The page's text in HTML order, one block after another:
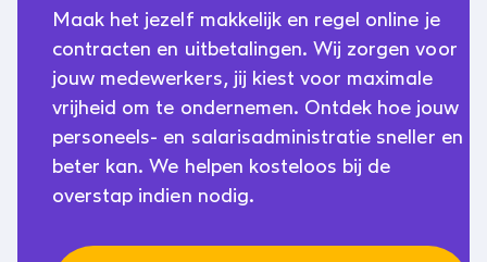
Maak het jezelf makkelijk en regel online je
contracten en uitbetalingen. Wij zorgen voor
jouw medewerkers, jij kiest voor maximale
vrijheid om te ondernemen. Ontdek hoe jouw
personeels- en salarisadministratie sneller en
beter kan. We helpen kosteloos bij de
overstap indien nodig.